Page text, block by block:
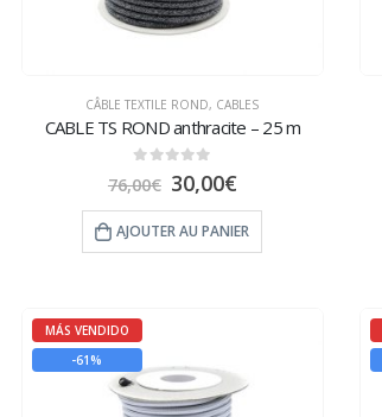
CÂBLE TEXTILE ROND, CABLES
CABLE TS ROND anthracite – 25 m
sur 5
76,00€ 30,00€
AJOUTER AU PANIER
MÁS VENDIDO
-61%